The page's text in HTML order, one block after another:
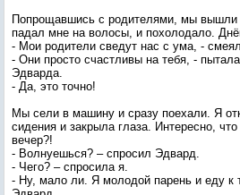
Попрощавшись с родителями, мы вышли
падал мне на волосы, и похолодало.
- Мои родители сведут нас с ума, -
- Они просто счастливы на тебя, -
Эдварда.
- Да, это точно!
Мы сели в машину и сразу поехали. Я
сидения и закрыла глаза. Интересно,
вечер?!
- Волнуешься? – спросил Эдвард.
- Чего? – спросила я.
- Ну, мало ли. Я молодой парень и еду к